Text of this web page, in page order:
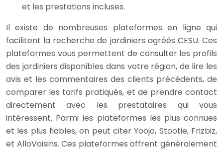
et les prestations incluses.
Il existe de nombreuses plateformes en ligne qui
facilitent la recherche de jardiniers agréés CESU. Ces
plateformes vous permettent de consulter les profils
des jardiniers disponibles dans votre région, de lire les
avis et les commentaires des clients précédents, de
comparer les tarifs pratiqués, et de prendre contact
directement avec les prestataires qui vous
intéressent. Parmi les plateformes les plus connues
et les plus fiables, on peut citer Yoojo, Stootie, Frizbiz,
et AlloVoisins. Ces plateformes offrent généralement